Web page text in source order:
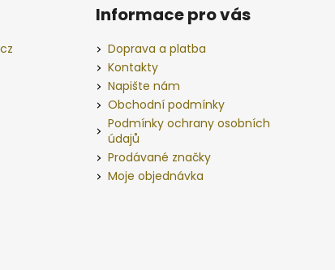
Informace pro vás
Doprava a platba
Kontakty
Napište nám
Obchodní podmínky
Podmínky ochrany osobních
údajů
Prodávané značky
Moje objednávka